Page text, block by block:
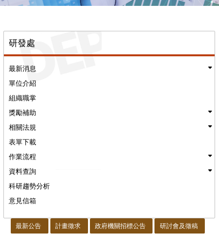
研發處
最新消息
單位介紹
組織職掌
獎勵補助
相關法規
表單下載
作業流程
資料查詢
科研趨勢分析
意見信箱
最新公告 計畫徵求 政府機關招標公告 研討會及徵稿